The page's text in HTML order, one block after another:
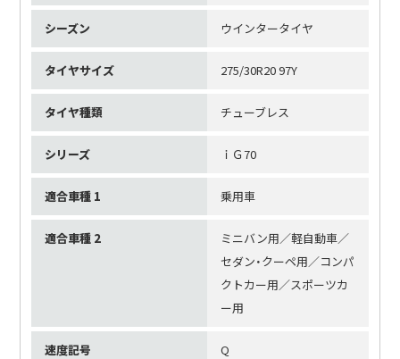
シーズン ウインタータイヤ
タイヤサイズ 275/30R20 97Y
タイヤ種類 チューブレス
シリーズ ｉＧ70
適合車種 1 乗用車
適合車種 2
ミニバン用／軽自動車／
セダン・クーペ用／コンパ
クトカー用／スポーツカ
ー用
速度記号 Q